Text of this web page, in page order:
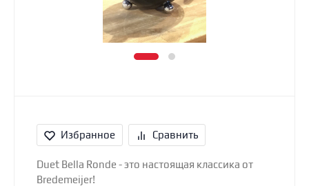
Избранное Сравнить
Duet Bella Ronde - это настоящая классика от
Bredemeijer!